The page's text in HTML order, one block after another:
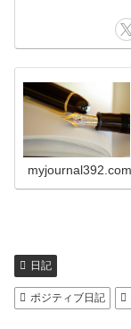
myjournal392.com
日記
ポジティブ日記